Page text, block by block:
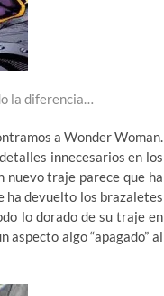
la diferencia…
a Wonder Woman.
innecesarios en los
nuevo traje parece que ha
ha devuelto los brazaletes
lo dorado de su traje en
aspecto algo “apagado” al